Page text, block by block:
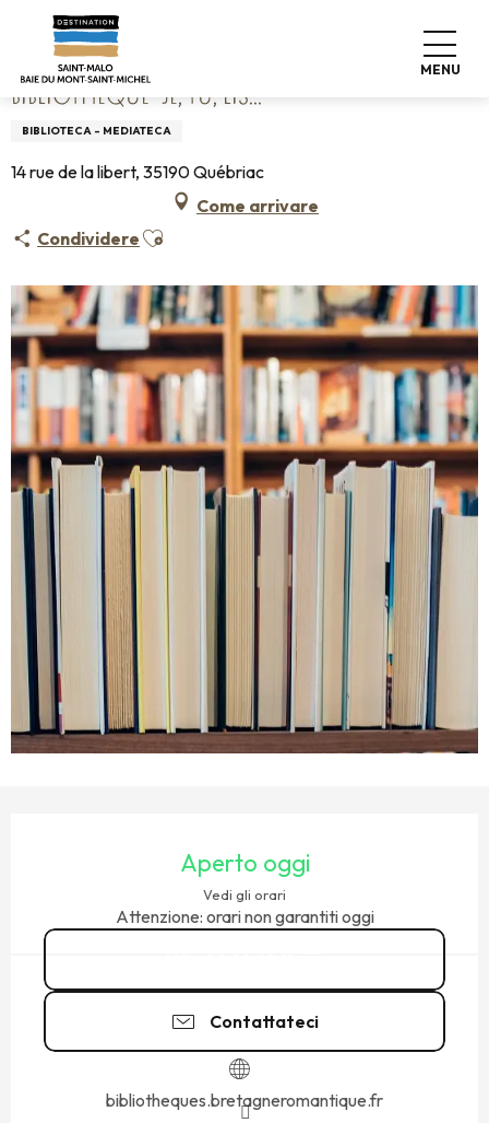
contenu
principal
MENU
Home Bibliothèque "Je, tu, lis..."
BIBLIOTHÈQUE "JE, TU, LIS..."
BIBLIOTECA - MEDIATECA
14 rue de la libert, 35190 Québriac
Come arrivare
Condividere Ajouter aux favoris
Aperto oggi
Vedi gli orari
Attenzione: orari non garantiti oggi
Contattateci
bibliotheques.bretagneromantique.fr